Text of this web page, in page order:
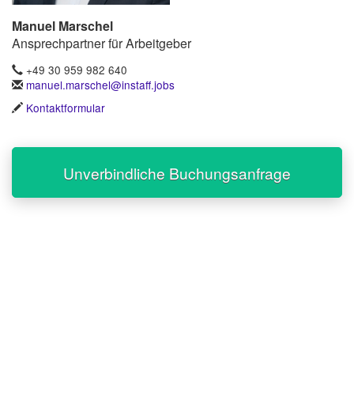
Manuel Marschel
Ansprechpartner für Arbeitgeber
+49 30 959 982 640
manuel.marschel@instaff.jobs
Kontaktformular
Unverbindliche Buchungsanfrage